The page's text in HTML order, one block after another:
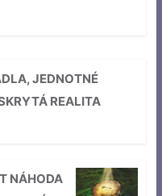
JEDNOTNÉ
REALITA
NÁHODA